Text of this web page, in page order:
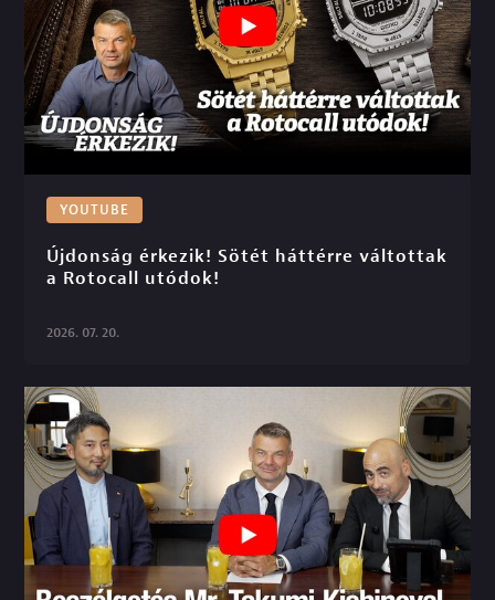
YOUTUBE
Újdonság érkezik! Sötét háttérre váltottak
a Rotocall utódok!
2026. 07. 20.